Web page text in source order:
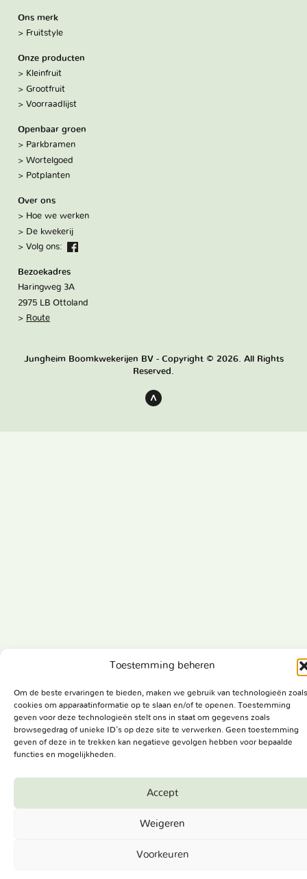
Toestemming beheren
Om de beste ervaringen te bieden, maken we gebruik van technologieën zoals
cookies om apparaatinformatie op te slaan en/of te openen. Toestemming
geven voor deze technologieën stelt ons in staat om gegevens zoals
browsegedrag of unieke ID's op deze site te verwerken. Geen toestemming
geven of deze in te trekken kan negatieve gevolgen hebben voor bepaalde
functies en mogelijkheden.
Accept
Weigeren
Voorkeuren
Ons merk
Fruitstyle
Onze producten
Kleinfruit
Grootfruit
Voorraadlijst
Openbaar groen
Parkbramen
Wortelgoed
Potplanten
Over ons
Hoe we werken
De kwekerij
Volg ons:
Bezoekadres
Haringweg 3A
2975 LB Ottoland
Route
Jungheim Boomkwekerijen BV - Copyright © 2026. All Rights
Reserved.